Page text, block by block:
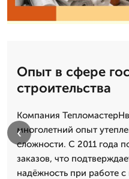
Опыт в сфере
строительства
Компания
многолетний опыт
сложности. С 2011 года
заказов, что
надёжность при работе
‹